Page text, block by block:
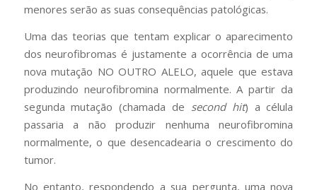
menores serão as suas consequências patológicas.
Uma das teorias que tentam explicar o aparecimento
dos neurofibromas é justamente a ocorrência de uma
nova mutação NO OUTRO ALELO, aquele que estava
produzindo neurofibromina normalmente. A partir da
segunda mutação (chamada de second hit) a célula
passaria a não produzir nenhuma neurofibromina
normalmente, o que desencadearia o crescimento do
tumor.
No entanto, respondendo a sua pergunta, uma nova